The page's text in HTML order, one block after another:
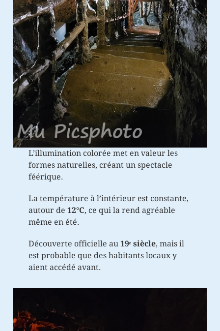
L’illumination colorée met en valeur les
formes naturelles, créant un spectacle
féérique.
La température à l’intérieur est constante,
autour de12°C, ce qui la rend agréable
même en été.
Découverte officielle au19ᵉ siècle, mais il
est probable que des habitants locaux y
aient accédé avant.